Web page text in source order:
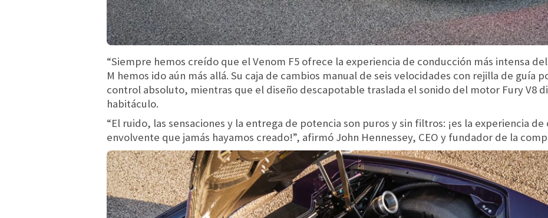
“Siempre hemos creído que el Venom F5 ofrece la experiencia de conducción más intensa
M hemos ido aún más allá. Su caja de cambios manual de seis velocidades con rejilla de guía
control absoluto, mientras que el diseño descapotable traslada el sonido del motor Fury V8
habitáculo.
“El ruido, las sensaciones y la entrega de potencia son puros y sin filtros: ¡es la experiencia
envolvente que jamás hayamos creado!”, afirmó John Hennessey, CEO y fundador de la